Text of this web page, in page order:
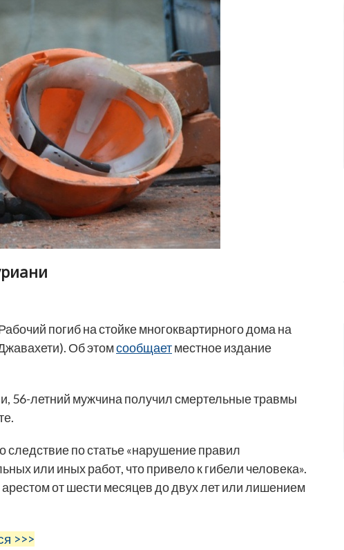
погиб на стойке многоквартирного дома на
Об этомсообщаетместное издание
56-летний мужчина получил смертельные травмы
по статье «нарушение правил
или иных работ, что привело к гибели человека».
от шести месяцев до двух лет или лишением
>>>